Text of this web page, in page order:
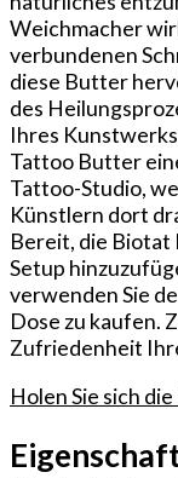
Weichmacher
verbundenen
diese Butter
des
Ihres
Tattoo Butter
Tattoo-Studio,
Künstlern dort
Bereit, die
Setup
verwenden Sie
Dose zu kaufen.
Zufriedenheit
Holen Sie sich